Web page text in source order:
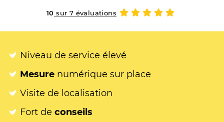
10 sur 7 évaluations
Niveau de service élevé
Mesure numérique sur place
Visite de localisation
Fort de conseils